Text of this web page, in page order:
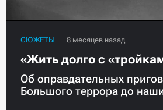
СЮЖЕТЫ
«Жить долго с
Об оправдательных
Большого террора до